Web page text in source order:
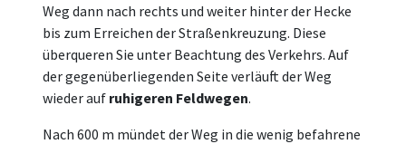
Weg dann nach rechts und weiter hinter der Hecke
bis zum Erreichen der Straßenkreuzung. Diese
überqueren Sie unter Beachtung des Verkehrs. Auf
der gegenüberliegenden Seite verläuft der Weg
wieder auf ruhigeren Feldwegen.
Nach 600 m mündet der Weg in die wenig befahrene